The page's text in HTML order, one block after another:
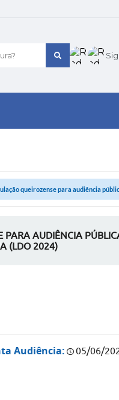
queirozense para audiência
AUDIÊNCIA
(LDO 2024)
Audiência: 05/06/